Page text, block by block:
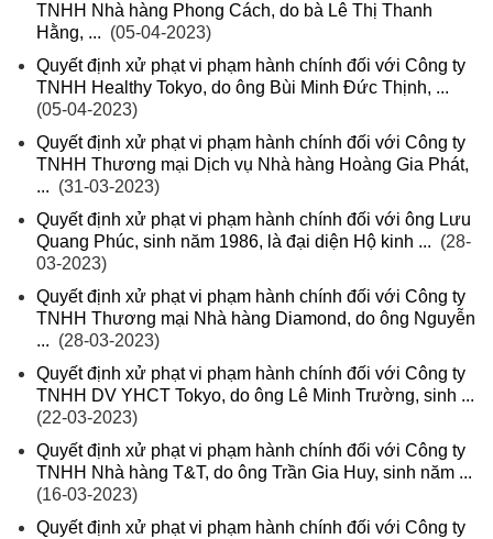
TNHH Nhà hàng Phong Cách, do bà Lê Thị Thanh
Hằng, ... (05-04-2023)
Quyết định xử phạt vi phạm hành chính đối với Công ty
TNHH Healthy Tokyo, do ông Bùi Minh Đức Thịnh, ...
(05-04-2023)
Quyết định xử phạt vi phạm hành chính đối với Công ty
TNHH Thương mại Dịch vụ Nhà hàng Hoàng Gia Phát,
... (31-03-2023)
Quyết định xử phạt vi phạm hành chính đối với ông Lưu
Quang Phúc, sinh năm 1986, là đại diện Hộ kinh ... (28-
03-2023)
Quyết định xử phạt vi phạm hành chính đối với Công ty
TNHH Thương mại Nhà hàng Diamond, do ông Nguyễn
... (28-03-2023)
Quyết định xử phạt vi phạm hành chính đối với Công ty
TNHH DV YHCT Tokyo, do ông Lê Minh Trường, sinh ...
(22-03-2023)
Quyết định xử phạt vi phạm hành chính đối với Công ty
TNHH Nhà hàng T&T, do ông Trần Gia Huy, sinh năm ...
(16-03-2023)
Quyết định xử phạt vi phạm hành chính đối với Công ty